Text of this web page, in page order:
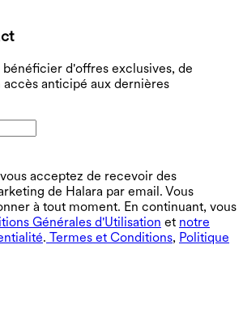
d'offres exclusives, de
anticipé aux dernières
acceptez de recevoir des
de Halara par email. Vous
à tout moment. En continuant, vous
Générales d'Utilisation et notre
. Termes et Conditions, Politique